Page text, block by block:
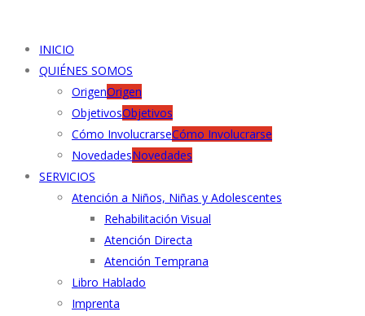
INICIO
QUIÉNES SOMOS
OrigenOrigen
ObjetivosObjetivos
Cómo InvolucrarseCómo Involucrarse
NovedadesNovedades
SERVICIOS
Atención a Niños, Niñas y Adolescentes
Rehabilitación Visual
Atención Directa
Atención Temprana
Libro Hablado
Imprenta